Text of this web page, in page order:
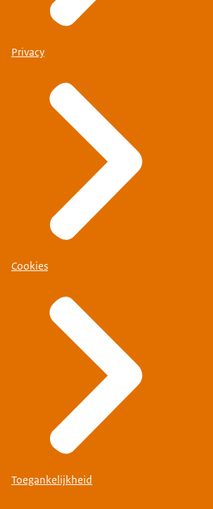
Privacy
Cookies
Toegankelijkheid